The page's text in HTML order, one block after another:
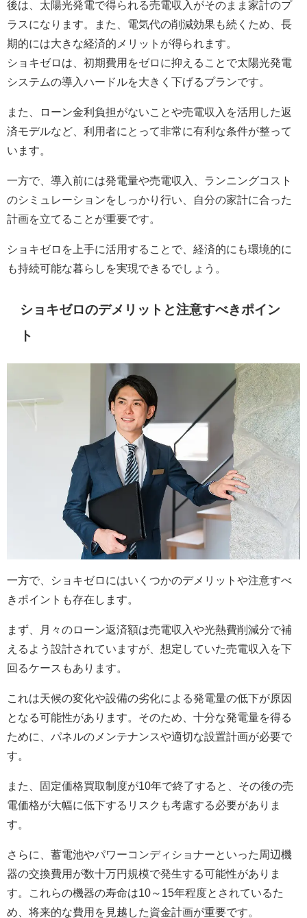
後は、太陽光発電で得られる売電収入がそのまま家計のプ
ラスになります。また、電気代の削減効果も続くため、長
期的には大きな経済的メリットが得られます。
ショキゼロは、初期費用をゼロに抑えることで太陽光発電
システムの導入ハードルを大きく下げるプランです。
また、ローン金利負担がないことや売電収入を活用した返
済モデルなど、利用者にとって非常に有利な条件が整って
います。
一方で、導入前には発電量や売電収入、ランニングコスト
のシミュレーションをしっかり行い、自分の家計に合った
計画を立てることが重要です。
ショキゼロを上手に活用することで、経済的にも環境的に
も持続可能な暮らしを実現できるでしょう。
ショキゼロのデメリットと注意すべきポイン
ト
一方で、ショキゼロにはいくつかのデメリットや注意すべ
きポイントも存在します。
まず、月々のローン返済額は売電収入や光熱費削減分で補
えるよう設計されていますが、想定していた売電収入を下
回るケースもあります。
これは天候の変化や設備の劣化による発電量の低下が原因
となる可能性があります。そのため、十分な発電量を得る
ために、パネルのメンテナンスや適切な設置計画が必要で
す。
また、固定価格買取制度が10年で終了すると、その後の売
電価格が大幅に低下するリスクも考慮する必要がありま
す。
さらに、蓄電池やパワーコンディショナーといった周辺機
器の交換費用が数十万円規模で発生する可能性がありま
す。これらの機器の寿命は10～15年程度とされているた
め、将来的な費用を見越した資金計画が重要です。